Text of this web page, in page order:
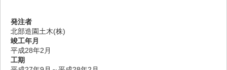
発注者
北部造園土木(株)
竣工年月
平成28年2月
工期